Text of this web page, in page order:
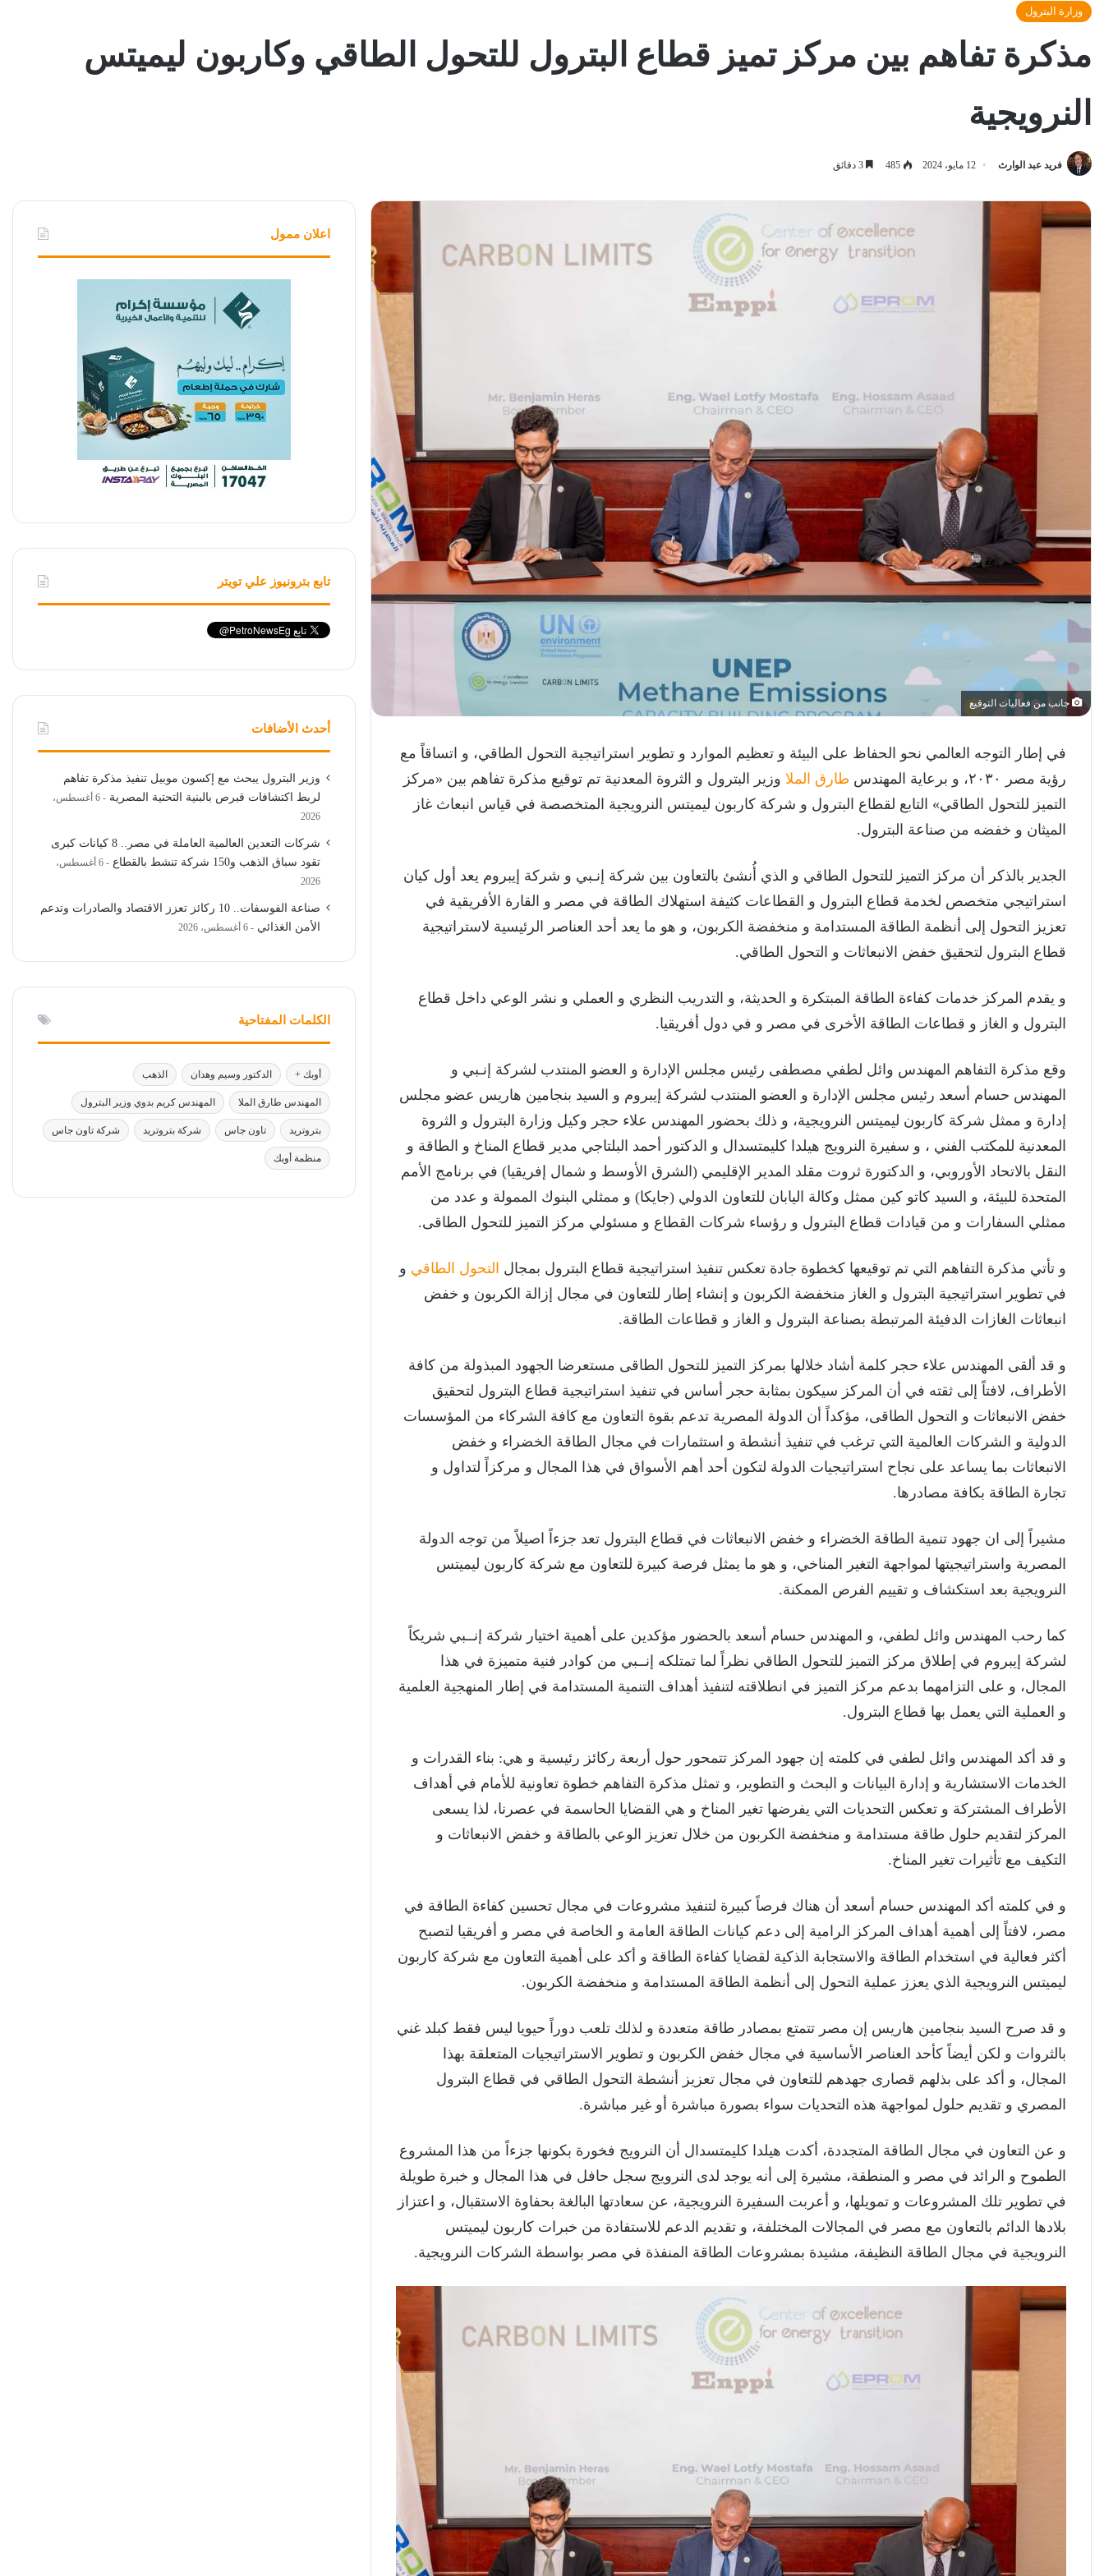
وزارة البترول
مذكرة تفاهم بين مركز تميز قطاع البترول للتحول الطاقي وكاربون ليميتس
النرويجية
فريد عبد الوارث 12 مايو، 2024 485
جانب من فعاليات التوقيع
في إطار التوجه العالمي نحو الحفاظ على البيئة و تعظيم الموارد و تطوير استراتيجية التحول الطاقي، و اتساقاً مع
رؤية مصر ٢٠٣٠، و برعاية المهندس
طارق الملا وزير البترول و الثروة المعدنية تم توقيع مذكرة تفاهم بين «مركز
التميز للتحول الطاقي» التابع لقطاع البترول و شركة كاربون ليميتس النرويجية المتخصصة في قياس انبعاث غاز
الميثان و خفضه من صناعة البترول.
الجدير بالذكر أن مركز التميز للتحول الطاقي و الذي أُنشئ بالتعاون بين شركة إنـبي و شركة إيبروم يعد أول كيان
استراتيجي متخصص لخدمة قطاع البترول و القطاعات كثيفة استهلاك الطاقة في مصر و القارة الأفريقية في
تعزيز التحول إلى أنظمة الطاقة المستدامة و منخفضة الكربون، و هو ما يعد أحد العناصر الرئيسية لاستراتيجية
قطاع البترول لتحقيق خفض الانبعاثات و التحول الطاقي.
و يقدم المركز خدمات كفاءة الطاقة المبتكرة و الحديثة، و التدريب النظري و العملي و نشر الوعي داخل قطاع
البترول و الغاز و قطاعات الطاقة الأخرى في مصر و في دول أفريقيا.
وقع مذكرة التفاهم المهندس وائل لطفي مصطفى رئيس مجلس الإدارة و العضو المنتدب لشركة إنـبي و
المهندس حسام أسعد رئيس مجلس الإدارة و العضو المنتدب لشركة إيبروم و السيد بنجامين هاريس عضو مجلس
إدارة و ممثل شركة كاربون ليميتس النرويجية، و ذلك بحضور المهندس علاء حجر وكيل وزارة البترول و الثروة
المعدنية للمكتب الفني ، و سفيرة النرويج هيلدا كليمتسدال و الدكتور أحمد البلتاجي مدير قطاع المناخ و الطاقة و
النقل بالاتحاد الأوروبي، و الدكتورة ثروت مقلد المدير الإقليمي (الشرق الأوسط و شمال إفريقيا) في برنامج الأمم
المتحدة للبيئة، و السيد كاتو كين ممثل وكالة اليابان للتعاون الدولي (جايكا) و ممثلي البنوك الممولة و عدد من
ممثلي السفارات و من قيادات قطاع البترول و رؤساء شركات القطاع و مسئولي مركز التميز للتحول الطاقى.
و تأتي مذكرة التفاهم التي تم توقيعها كخطوة جادة تعكس تنفيذ استراتيجية قطاع البترول بمجال التحول الطاقي و
في تطوير استراتيجية البترول و الغاز منخفضة الكربون و إنشاء إطار للتعاون في مجال إزالة الكربون و خفض
انبعاثات الغازات الدفيئة المرتبطة بصناعة البترول و الغاز و قطاعات الطاقة.
و قد ألقى المهندس علاء حجر كلمة أشاد خلالها بمركز التميز للتحول الطاقى مستعرضا الجهود المبذولة من كافة
الأطراف، لافتاً إلى ثقته في أن المركز سيكون بمثابة حجر أساس في تنفيذ استراتيجية قطاع البترول لتحقيق
خفض الانبعاثات و التحول الطاقى، مؤكداً أن الدولة المصرية تدعم بقوة التعاون مع كافة الشركاء من المؤسسات
الدولية و الشركات العالمية التي ترغب في تنفيذ أنشطة و استثمارات في مجال الطاقة الخضراء و خفض
الانبعاثات بما يساعد على نجاح استراتيجيات الدولة لتكون أحد أهم الأسواق في هذا المجال و مركزاً لتداول و
تجارة الطاقة بكافة مصادرها.
مشيراً إلى ان جهود تنمية الطاقة الخضراء و خفض الانبعاثات في قطاع البترول تعد جزءاً اصيلاً من توجه الدولة
المصرية واستراتيجيتها لمواجهة التغير المناخي، و هو ما يمثل فرصة كبيرة للتعاون مع شركة كاربون ليميتس
النرويجية بعد استكشاف و تقييم الفرص الممكنة.
كما رحب المهندس وائل لطفي، و المهندس حسام أسعد بالحضور مؤكدين على أهمية اختيار شركة إنــبي شريكاً
لشركة إيبروم في إطلاق مركز التميز للتحول الطاقي نظراً لما تمتلكه إنــبي من كوادر فنية متميزة في هذا
المجال، و على التزامهما بدعم مركز التميز في انطلاقته لتنفيذ أهداف التنمية المستدامة في إطار المنهجية العلمية
و العملية التي يعمل بها قطاع البترول.
و قد أكد المهندس وائل لطفي في كلمته إن جهود المركز تتمحور حول أربعة ركائز رئيسية و هي: بناء القدرات و
الخدمات الاستشارية و إدارة البيانات و البحث و التطوير، و تمثل مذكرة التفاهم خطوة تعاونية للأمام في أهداف
الأطراف المشتركة و تعكس التحديات التي يفرضها تغير المناخ و هي القضايا الحاسمة في عصرنا، لذا يسعى
المركز لتقديم حلول طاقة مستدامة و منخفضة الكربون من خلال تعزيز الوعي بالطاقة و خفض الانبعاثات و
التكيف مع تأثيرات تغير المناخ.
و في كلمته أكد المهندس حسام أسعد أن هناك فرصاً كبيرة لتنفيذ مشروعات في مجال تحسين كفاءة الطاقة في
مصر، لافتاً إلى أهمية أهداف المركز الرامية إلى دعم كيانات الطاقة العامة و الخاصة في مصر و أفريقيا لتصبح
أكثر فعالية في استخدام الطاقة والاستجابة الذكية لقضايا كفاءة الطاقة و أكد على أهمية التعاون مع شركة كاربون
ليميتس النرويجية الذي يعزز عملية التحول إلى أنظمة الطاقة المستدامة و منخفضة الكربون.
و قد صرح السيد بنجامين هاريس إن مصر تتمتع بمصادر طاقة متعددة و لذلك تلعب دوراً حيويا ليس فقط كبلد غني
بالثروات و لكن أيضاً كأحد العناصر الأساسية في مجال خفض الكربون و تطوير الاستراتيجيات المتعلقة بهذا
المجال، و أكد على بذلهم قصارى جهدهم للتعاون في مجال تعزيز أنشطة التحول الطاقي في قطاع البترول
المصري و تقديم حلول لمواجهة هذه التحديات سواء بصورة مباشرة أو غير مباشرة.
و عن التعاون في مجال الطاقة المتجددة، أكدت هيلدا كليمتسدال أن النرويج فخورة بكونها جزءاً من هذا المشروع
الطموح و الرائد في مصر و المنطقة، مشيرة إلى أنه يوجد لدى النرويج سجل حافل في هذا المجال و خبرة طويلة
في تطوير تلك المشروعات و تمويلها، و أعربت السفيرة النرويجية، عن سعادتها البالغة بحفاوة الاستقبال، و اعتزاز
بلادها الدائم بالتعاون مع مصر في المجالات المختلفة، و تقديم الدعم للاستفادة من خبرات كاربون ليميتس
النرويجية في مجال الطاقة النظيفة، مشيدة بمشروعات الطاقة المنفذة في مصر بواسطة الشركات النرويجية.
اعلان ممول
تابع بترونيوز علي تويتر
أحدث الأضافات
وزير البترول يبحث مع إكسون موبيل تنفيذ مذكرة تفاهم
لربط اكتشافات قبرص بالبنية التحتية المصرية
6 أغسطس،
2026
شركات التعدين العالمية العاملة في مصر.. 8 كيانات كبرى
تقود سباق الذهب و150 شركة تنشط بالقطاع
6 أغسطس،
2026
صناعة الفوسفات.. 10 ركائز تعزز الاقتصاد والصادرات وتدعم
الأمن الغذائي
6 أغسطس، 2026
الكلمات المفتاحية
أوبك + الدكتور وسيم وهدان الذهب
المهندس طارق الملا المهندس كريم بدوي وزير البترول
بتروتريد تاون جاس شركة بتروتريد شركة تاون جاس
منظمة أوبك